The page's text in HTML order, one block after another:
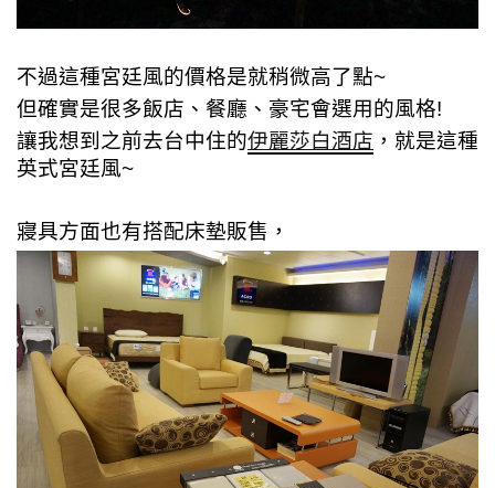
不過這種宮廷風的價格是就稍微高了點~
但確實是很多飯店、餐廳、豪宅會選用的風格!
讓我想到之前去台中住的伊麗莎白酒店 ，就是這種
英式宮廷風~
寢具方面也有搭配床墊販售，